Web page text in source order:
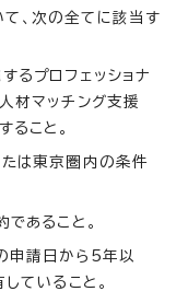
、次の全てに該当す
るプロフェッショナ
材マッチング支援
こと。
は東京圏内の条件
あること。
申請日から5年以
ていること。